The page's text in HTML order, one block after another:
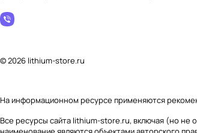
© 2026 lithium-store.ru
На информационном ресурсе применяются
Все ресурсы сайта lithium-store.ru, включая (но не